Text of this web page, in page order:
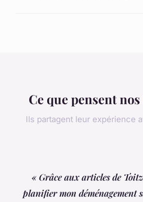
Ce que pensent
Ils partagent leur expérience
« Grâce aux articles de
planifier mon déménagement